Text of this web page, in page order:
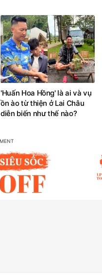
'Huấn Hoa Hồng' là ai và vụ
ồn ào từ thiện ở Lai Châu
diễn biến như thế nào?